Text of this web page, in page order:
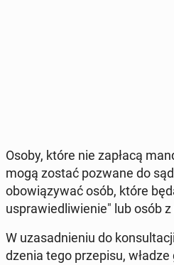
Osoby, które nie zapłacą
mogą zostać pozwane do
obo­wią­zy­wać osób, które
uspra­wie­dli­wie­nie" lub osób
W uza­sad­nie­niu do
dze­nia tego prze­pi­su,